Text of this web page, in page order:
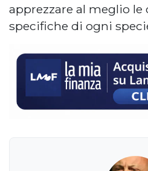
apprezzare al meglio le
specifiche di ogni